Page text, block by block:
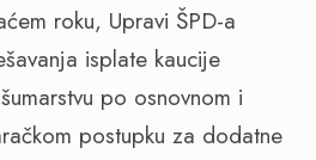
roku, Upravi ŠPD-a
isplate kaucije
po osnovnom i
postupku za dodatne